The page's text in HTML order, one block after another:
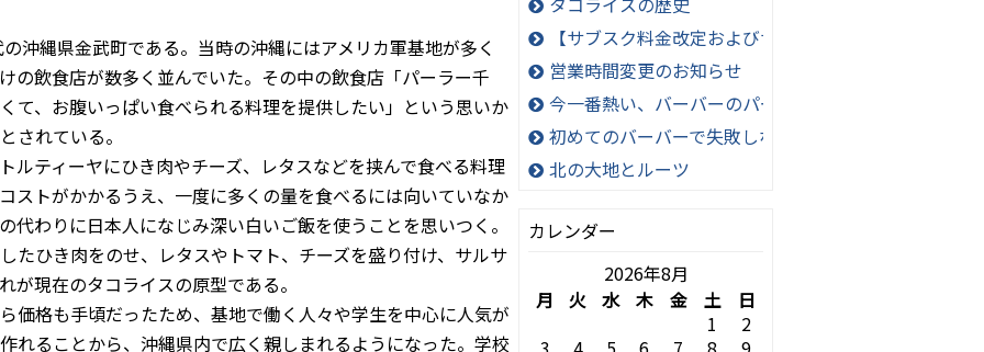
沖縄県金武町である。 当時の沖縄にはアメリカ軍基地が多く
の飲食店が数多く並んでいた。 その中の飲食店「パーラー千
て、お腹いっぱい食べられる料理を提供したい」 という思いか
されている。
トルティーヤにひき肉やチーズ、 レタスなどを挟んで食べる料理
ストがかかるうえ、 一度に多くの量を食べるには向いていなか
代わりに日本人になじみ深い白いご飯を使うことを思いつく。
たひき肉をのせ、 レタスやトマト、チーズを盛り付け、 サルサ
が現在のタコライスの原型である。
価格も手頃だったため、 基地で働く人々や学生を中心に人気が
れることから、 沖縄県内で広く親しまれるようになった。 学校
【サブスク料金改定およびサービス内容変更のお知ら
営業時間変更のお知らせ
今一番熱い、バーバーのパーマスタイル！極道パーマ
初めてのバーバーで失敗しないオーダー方法
北の大地とルーツ
カレンダー
2026年8月
月
火 水 木 金 土 日
1
2